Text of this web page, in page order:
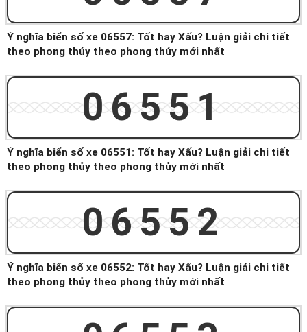
Ý nghĩa biển số xe 06557: Tốt hay Xấu? Luận giải chi tiết
theo phong thủy theo phong thủy mới nhất
06551
Ý nghĩa biển số xe 06551: Tốt hay Xấu? Luận giải chi tiết
theo phong thủy theo phong thủy mới nhất
06552
Ý nghĩa biển số xe 06552: Tốt hay Xấu? Luận giải chi tiết
theo phong thủy theo phong thủy mới nhất